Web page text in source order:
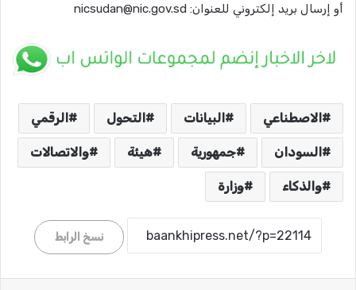
أو إرسال بريد إلكتروني للعنوان: nicsudan@nic.gov.sd
الاصطناعي البيانات التحول الرقمي
السودان جمهورية هيئة والاتصالات
والذكاء وزارة
نسخ الرابط